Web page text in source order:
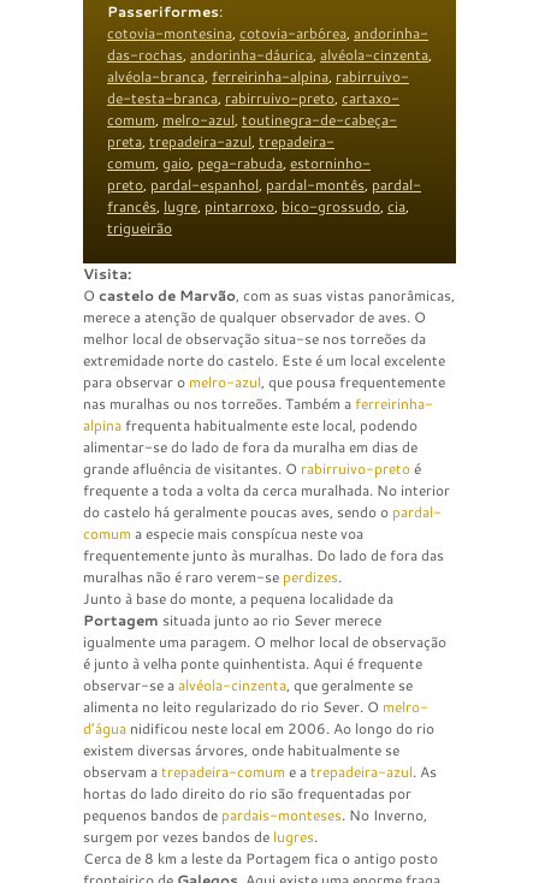
Passeriformes:
cotovia-montesina, cotovia-arbórea, andorinha-
das-rochas, andorinha-dáurica, alvéola-cinzenta,
alvéola-branca, ferreirinha-alpina, rabirruivo-
de-testa-branca, rabirruivo-preto, cartaxo-
comum, melro-azul, toutinegra-de-cabeça-
preta, trepadeira-azul, trepadeira-
comum, gaio, pega-rabuda, estorninho-
preto, pardal-espanhol, pardal-montês, pardal-
francês, lugre, pintarroxo, bico-grossudo, cia,
trigueirão
Visita:
O castelo de Marvão, com as suas vistas panorâmicas,
merece a atenção de qualquer observador de aves. O
melhor local de observação situa-se nos torreões da
extremidade norte do castelo. Este é um local excelente
para observar o melro-azul, que pousa frequentemente
nas muralhas ou nos torreões. Também aferreirinha-
alpinafrequenta habitualmente este local, podendo
alimentar-se do lado de fora da muralha em dias de
grande afluência de visitantes. O rabirruivo-pretoé
frequente a toda a volta da cerca muralhada. No interior
do castelo há geralmente poucas aves, sendo o pardal-
comum a especie mais conspícua neste voa
frequentemente junto às muralhas. Do lado de fora das
muralhas não é raro verem-se perdizes.
Junto à base do monte, a pequena localidade da
Portagem situada junto ao rio Sever merece
igualmente uma paragem. O melhor local de observação
é junto à velha ponte quinhentista. Aqui é frequente
observar-se aalvéola-cinzenta, que geralmente se
alimenta no leito regularizado do rio Sever. O melro-
d’água nidificou neste local em 2006. Ao longo do rio
existem diversas árvores, onde habitualmente se
observam atrepadeira-comum e atrepadeira-azul. As
hortas do lado direito do rio são frequentadas por
pequenos bandos de pardais-monteses. No Inverno,
surgem por vezes bandos de lugres.
Cerca de 8 km a leste da Portagem fica o antigo posto